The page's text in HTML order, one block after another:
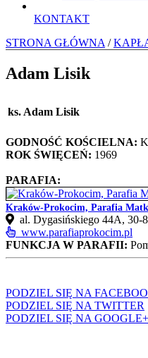
KONTAKT
STRONA GŁÓWNA /
Adam Lisik
ks. Adam Lisik
GODNOŚĆ KOŚCIELNA:
ROK ŚWIĘCEŃ: 1969
PARAFIA:
Kraków-Prokocim, Parafia
al. Dygasińskiego 44A, 30-
www.parafiaprokocim.pl
FUNKCJA W PARAFII:
PODZIEL SIĘ NA
PODZIEL SIĘ NA TWITTER
PODZIEL SIĘ NA GOOGLE+